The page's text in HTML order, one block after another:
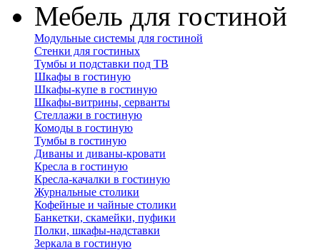
Мебель для гостиной
Модульные системы для гостиной
Стенки для гостиных
Тумбы и подставки под ТВ
Шкафы в гостиную
Шкафы-купе в гостиную
Шкафы-витрины, серванты
Стеллажи в гостиную
Комоды в гостиную
Тумбы в гостиную
Диваны и диваны-кровати
Кресла в гостиную
Кресла-качалки в гостиную
Журнальные столики
Кофейные и чайные столики
Банкетки, скамейки, пуфики
Полки, шкафы-надставки
Зеркала в гостиную